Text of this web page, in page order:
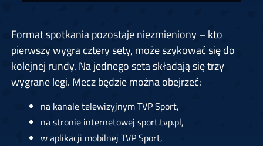
Format spotkania pozostaje niezmieniony – kto
pierwszy wygra cztery sety, może szykować się do
kolejnej rundy. Na jednego seta składają się trzy
wygrane legi. Mecz będzie można obejrzeć:
na kanale telewizyjnym TVP Sport,
na stronie internetowej sport.tvp.pl,
w aplikacji mobilnej TVP Sport,